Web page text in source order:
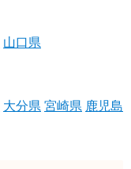
山口県
大分県 宮崎県 鹿児島